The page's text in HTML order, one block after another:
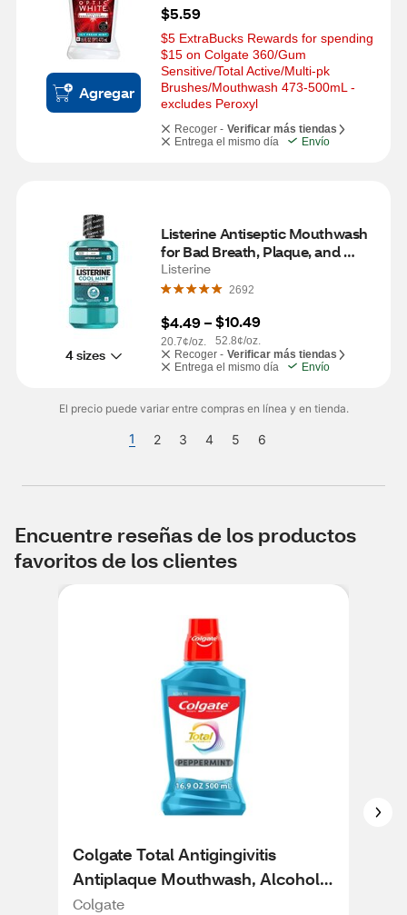
Agregar
$5.59
$5 ExtraBucks Rewards for spending
$15 on Colgate 360/Gum
Sensitive/Total Active/Multi-pk
Brushes/Mouthwash 473-500mL -
excludes Peroxyl
Recoger - Verificar más tiendas
Entrega el mismo día
Envío
4 sizes
Listerine Antiseptic Mouthwash
for Bad Breath, Plaque, and
Gingivitis, Cool Mint, 8.4 OZ
Listerine
2692
$4.49 –
20.7¢/oz.
$10.49
52.8¢/oz.
Recoger - Verificar más tiendas
Entrega el mismo día
Envío
El precio puede variar entre compras en línea y en tienda.
1 2 3 4 5 6
Encuentre reseñas de los productos
favoritos de los clientes
Colgate Total Antigingivitis
Antiplaque Mouthwash, Alcohol-
Free, Peppermint, 16.9 OZ
Colgate